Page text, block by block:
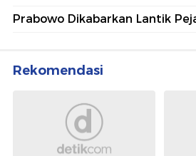
Prabowo Dikabarkan Lantik
Rekomendasi